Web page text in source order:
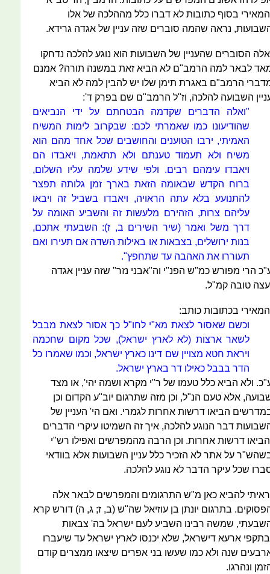
בסוף כתובות לא דברו כלל מההלכה של אלו
נראה שהמה סוברים שזה עניין של אגדה גרידא.
הסוברים שהעניין של השבועות הוא נוגע להלכה נדחקו
לבאר למה הרמב"ם לא הביא זאת במשנה תורה? אמנם
הרמב"ם באגרת תימן שלו יש להבין למה לא הביא
השבועה להלכה, וז"ל הרמב"ם שם בפרק ד':
"ואלה הדברים שקדמה הבטחתם על ידי הנביאים
שהודיעונו כמו שאמרתי לכם: שבקרוב לימות המשיח
האמיתי, ירבו הטוענים והחושבים שכל אחד מהם הוא
משיח ולא תעמוד טענתם ולא תתאמת, ויאבדו הם
ויאבדו עימהם רבים. ולפי שידע שלמה עליו השלום,
ברוח הקדש שבאומה הזאת בארך זמן גלותה תפצר
להתנועע בלא עתה הראויה, ויאבדו בשביל זה ויבאו
עליהם צרות, הזהירם מלעשות זה והשביע האומה על
דרך משל ואמר (שיר השירים ב, ז): השבעתי אתכם,
בנות ירושלים, בצבאות או באילות השדה אם תעירו ואם
תעוררו את האהבה עד שתחפץ".
הרי מפורש כמ"ש הפנ"י וה"אבני נזר" שזה עניין אגדה
טובה קמ"ל.
בכתובות כותב:
וכשם שאסור לצאת מא"י לחו"ל כך אסור לצאת מבבל
לשאר ארצות (לא לארץ ישראל), שכל מקום שחכמה
ויראת חטא מצויין שם דינו כארץ ישראל, וכמו שאמרו כל
הדר בבבל כאילו דר בארץ ישראל.
ולא הביא כלל טעמו של ר"י מקרא ושמה יהי', או מצד
אלא טעם הנ"ל, וכן מזה שתרגום יוב"ע הקדום וכן
הביאו דרשות אחרות לגמרי. ואם הי' העניין של
דבר הנוגע להלכה, איך זה השמיטו עיקרי הדברים
דרשות אחרות. וכן הרבה מהמפרשים ואפילו רש"י
על אתר לא הזכיר כלל עניין השבועות אלא בוודאי
שכל עיקר הדבר לא נוגע להלכה.
להביא כאן מ"ש התרגומים והמפרשים לבאר אלה
בתרגום יונתן בן עוזיאל שה"ש (ב, ז; ג, ה) דורש קרא
שמשה רבינו השביע לעם ישראל בה' צבאות
ארעא דישראל, שלא יכנסו לארץ ישראל עד שיעברו
שנה ולא כמו שעשו בני אפרים שיצאו ממצרים קודם
ונהרגו.